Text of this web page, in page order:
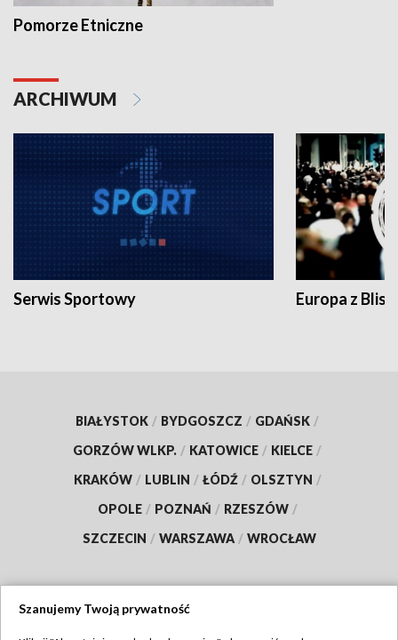
Pomorze Etniczne
ARCHIWUM
Serwis Sportowy Europa z
BIAŁYSTOK / BYDGOSZCZ / GDAŃSK /
GORZÓW WLKP. / KATOWICE / KIELCE /
KRAKÓW / LUBLIN / ŁÓDŹ / OLSZTYN /
OPOLE / POZNAŃ / RZESZÓW /
SZCZECIN / WARSZAWA / WROCŁAW
Szanujemy Twoją prywatność